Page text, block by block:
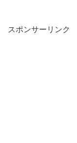
スポンサーリンク